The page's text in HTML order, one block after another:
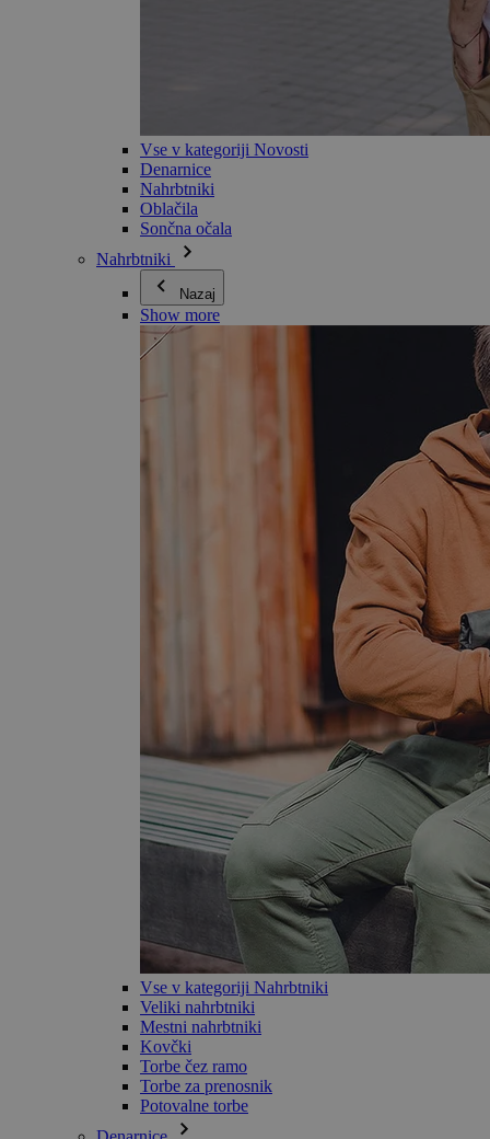
Vse v kategoriji Novosti
Denarnice
Nahrbtniki
Oblačila
Sončna očala
Nahrbtniki
Nazaj
Show more
Vse v kategoriji Nahrbtniki
Veliki nahrbtniki
Mestni nahrbtniki
Kovčki
Torbe čez ramo
Torbe za prenosnik
Potovalne torbe